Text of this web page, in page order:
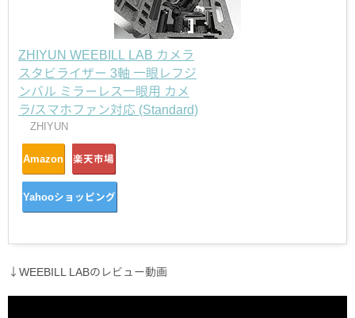
ZHIYUN WEEBILL LAB カメラ
スタビライザー 3軸 一眼レフジ
ンバル ミラーレス一眼用 カメ
ラ/スマホファン対応 (Standard)
ZHIYUN
Amazon 楽天市場
Yahooショッピング
↓WEEBILL LABのレビュー動画